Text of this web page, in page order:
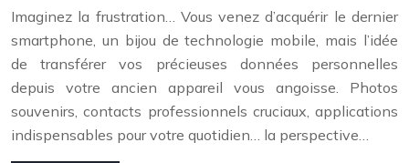
Imaginez la frustration… Vous venez d’acquérir le dernier
smartphone, un bijou de technologie mobile, mais l’idée
de transférer vos précieuses données personnelles
depuis votre ancien appareil vous angoisse. Photos
souvenirs, contacts professionnels cruciaux, applications
indispensables pour votre quotidien… la perspective…